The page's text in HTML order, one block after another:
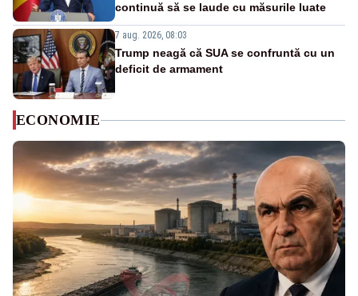
continuă să se laude cu măsurile luate
7 aug. 2026, 08:03
Trump neagă că SUA se confruntă cu un
deficit de armament
ECONOMIE